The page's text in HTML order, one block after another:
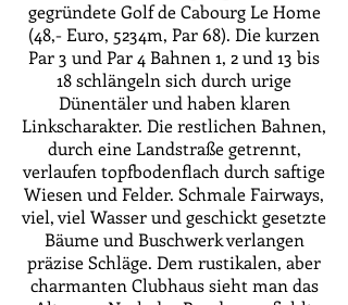
gegründete Golf de Cabourg Le Home
(48,- Euro, 5234m, Par 68). Die kurzen
Par 3 und Par 4 Bahnen 1, 2 und 13 bis
18 schlängeln sich durch urige
Dünentäler und haben klaren
Linkscharakter. Die restlichen Bahnen,
durch eine Landstraße getrennt,
verlaufen topfbodenflach durch saftige
Wiesen und Felder. Schmale Fairways,
viel, viel Wasser und geschickt gesetzte
Bäume und Buschwerk verlangen
präzise Schläge. Dem rustikalen, aber
charmanten Clubhaus sieht man das